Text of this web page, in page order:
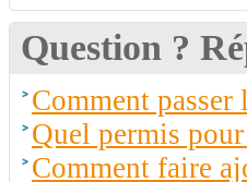
Question ?
Comment
Quel permis
Comment faire